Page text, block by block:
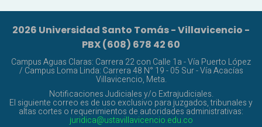
2026 Universidad Santo Tomás - Villavicencio -
PBX (608) 678 42 60
Campus Aguas Claras: Carrera 22 con Calle 1a - Vía Puerto López
/ Campus Loma Linda: Carrera 48 N° 19 - 05 Sur - Vía Acacías
Villavicencio, Meta.
Notificaciones Judiciales y/o Extrajudiciales.
El siguiente correo es de uso exclusivo para juzgados, tribunales y
altas cortes o requerimientos de autoridades administrativas:
juridica@ustavillavicencio.edu.co